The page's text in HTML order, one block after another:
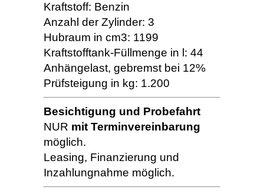
Kraftstoff: Benzin
Anzahl der Zylinder: 3
Hubraum in cm3: 1199
Kraftstofftank-Füllmenge in l: 44
Anhängelast, gebremst bei 12%
Prüfsteigung in kg: 1.200
Besichtigung und Probefahrt
NUR mit Terminvereinbarung
möglich.
Leasing, Finanzierung und
Inzahlungnahme möglich.